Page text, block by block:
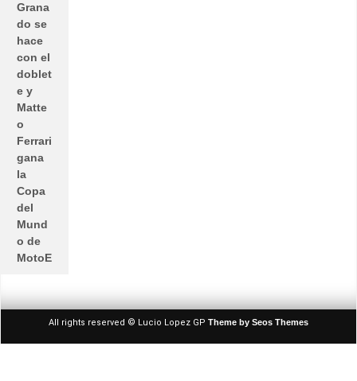
Grana
do se
hace
con el
doblet
e y
Matte
o
Ferrari
gana
la
Copa
del
Mund
o de
MotoE
All rights reserved © Lucio Lopez GP Theme by Seos Themes